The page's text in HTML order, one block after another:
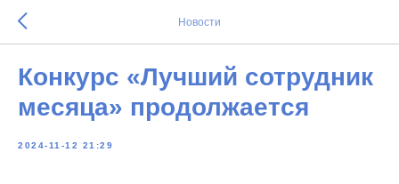
Новости
Конкурс «Лучший сотрудник
месяца» продолжается
2024-11-12 21:29